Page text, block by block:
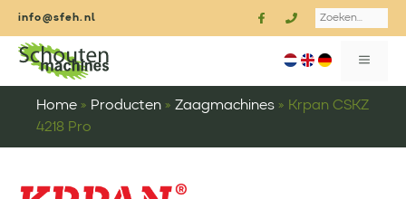
Ga
inhoud
info@sfeh.nl Search
MENU
Home » Producten » Zaagmachines » Krpan CSKZ
4218 Pro